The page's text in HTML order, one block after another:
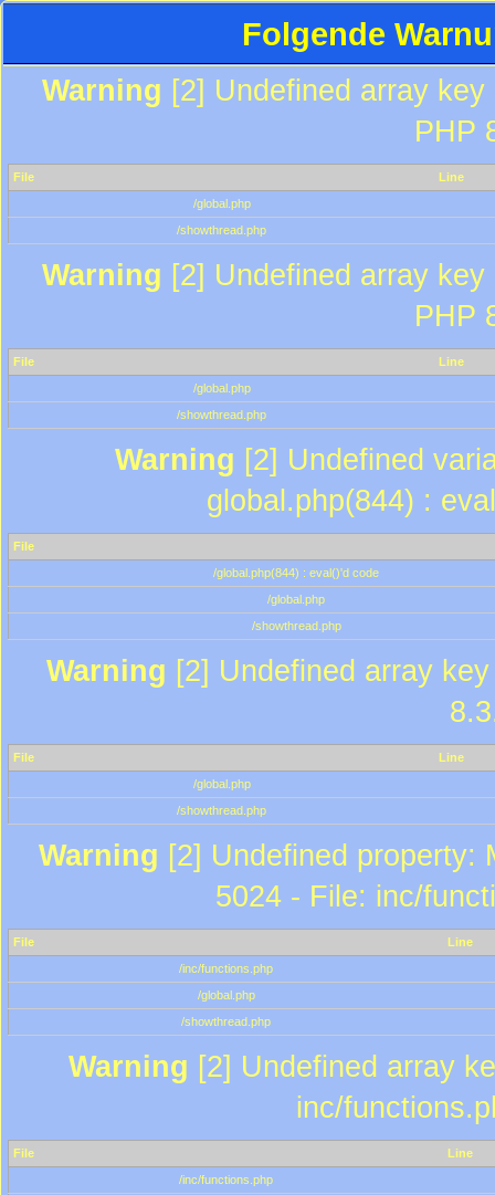
Folgende
Warning [2] Undefined array
PHP
File
Line
/global.php
/showthread.php
Warning [2] Undefined array
PHP
File
Line
/global.php
/showthread.php
Warning [2] Undefined
global.php(844) :
File
/global.php(844) : eval()'d code
/global.php
/showthread.php
Warning [2] Undefined array
File
Line
/global.php
/showthread.php
Warning [2] Undefined property:
5024 - File: inc/
File
Line
/inc/functions.php
/global.php
/showthread.php
Warning [2] Undefined array
inc/
File
Line
/inc/functions.php